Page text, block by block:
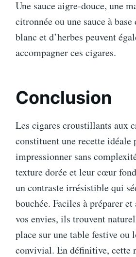
Une sauce aigre-douce, une
citronnée ou une sauce à
blanc et d’herbes peuvent
accompagner ces cigares.
Conclusion
Les cigares croustillants aux
constituent une recette idéale
impressionner sans
texture dorée et leur cœur
un contraste irrésistible qui
bouchée. Faciles à préparer
vos envies, ils trouvent
place sur une table festive ou
convivial. En définitive, cette